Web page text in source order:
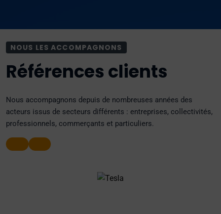
NOUS LES ACCOMPAGNONS
Références clients
Nous accompagnons depuis de nombreuses années des
acteurs issus de secteurs différents : entreprises, collectivités,
professionnels, commerçants et particuliers.